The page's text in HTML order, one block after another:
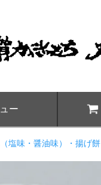
ー
塩味・醤油味）・揚げ餅